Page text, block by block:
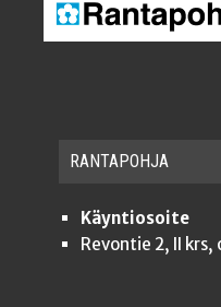
RAN­TA­POH­JA
Käyntiosoite
Revontie 2, II krs,